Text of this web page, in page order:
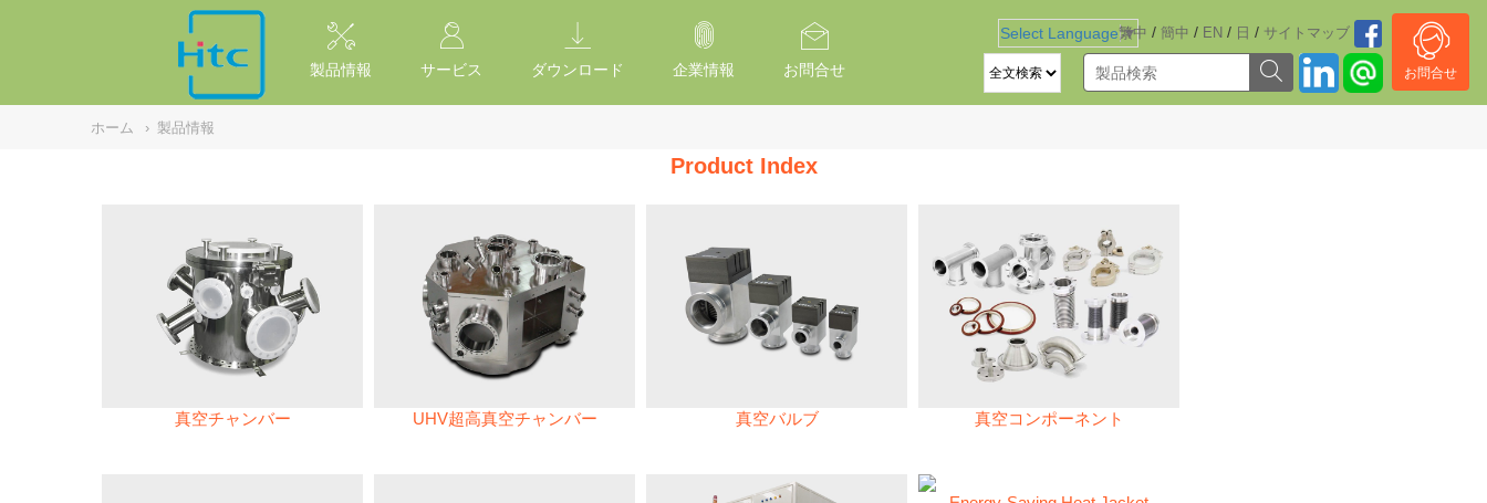
繁中 / 簡中 / EN / 日 / サイトマッブ
Select Language ▼
お問合せ
製品情報 サービス ダウンロード 企業情報 お問合せ
ホーム › 製品情報
Product Index
真空チャンバー UHV超高真空チャンバー 真空バルブ 真空コンポーネント